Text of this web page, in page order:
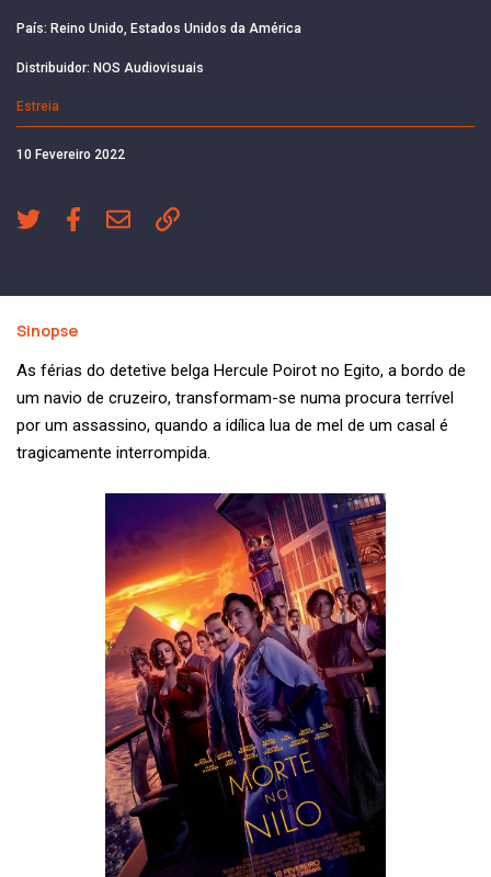
País: Reino Unido, Estados Unidos da América
Distribuidor: NOS Audiovisuais
Estreia
10 Fevereiro 2022
Sinopse
As férias do detetive belga Hercule Poirot no Egito, a bordo de
um navio de cruzeiro, transformam-se numa procura terrível
por um assassino, quando a idílica lua de mel de um casal é
tragicamente interrompida.